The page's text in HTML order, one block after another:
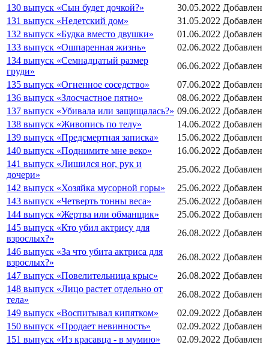
130 выпуск «Сын будет дочкой?»
30.05.2022 Добавлен
131 выпуск «Недетский дом»
31.05.2022 Добавлен
132 выпуск «Будка вместо двушки»
01.06.2022 Добавлен
133 выпуск «Ошпаренная жизнь»
02.06.2022 Добавлен
134 выпуск «Семнадцатый размер
груди»
06.06.2022 Добавлен
135 выпуск «Огненное соседство»
07.06.2022 Добавлен
136 выпуск «Злосчастное пятно»
08.06.2022 Добавлен
137 выпуск «Убивала или защищалась?» 09.06.2022 Добавлен
138 выпуск «Живопись по телу»
14.06.2022 Добавлен
139 выпуск «Предсмертная записка»
15.06.2022 Добавлен
140 выпуск «Поднимите мне веко»
16.06.2022 Добавлен
141 выпуск «Лишился ног, рук и
дочери»
25.06.2022 Добавлен
142 выпуск «Хозяйка мусорной горы»
25.06.2022 Добавлен
143 выпуск «Четверть тонны веса»
25.06.2022 Добавлен
144 выпуск «Жертва или обманщик»
25.06.2022 Добавлен
145 выпуск «Кто убил актрису для
взрослых?»
26.08.2022 Добавлен
146 выпуск «За что убита актриса для
взрослых?»
26.08.2022 Добавлен
147 выпуск «Повелительница крыс»
26.08.2022 Добавлен
148 выпуск «Лицо растет отдельно от
тела»
26.08.2022 Добавлен
149 выпуск «Воспитывал кипятком»
02.09.2022 Добавлен
150 выпуск «Продает невинность»
02.09.2022 Добавлен
151 выпуск «Из красавца - в мумию»
02.09.2022 Добавлен